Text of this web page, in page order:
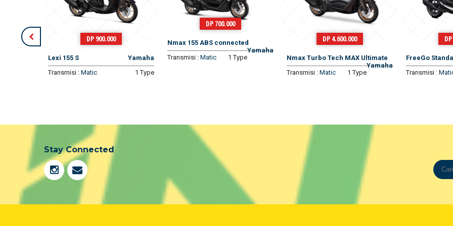
DP 700.000
Nmax 155 ABS connected
Transmisi :
DP 4.600.000
Nmax Turbo Tech MAX Ultimate
DP 700.000
FreeGo Standar
Yamaha
Transmisi : Matic
Nmax Neo
Transmisi :
Stay Connected